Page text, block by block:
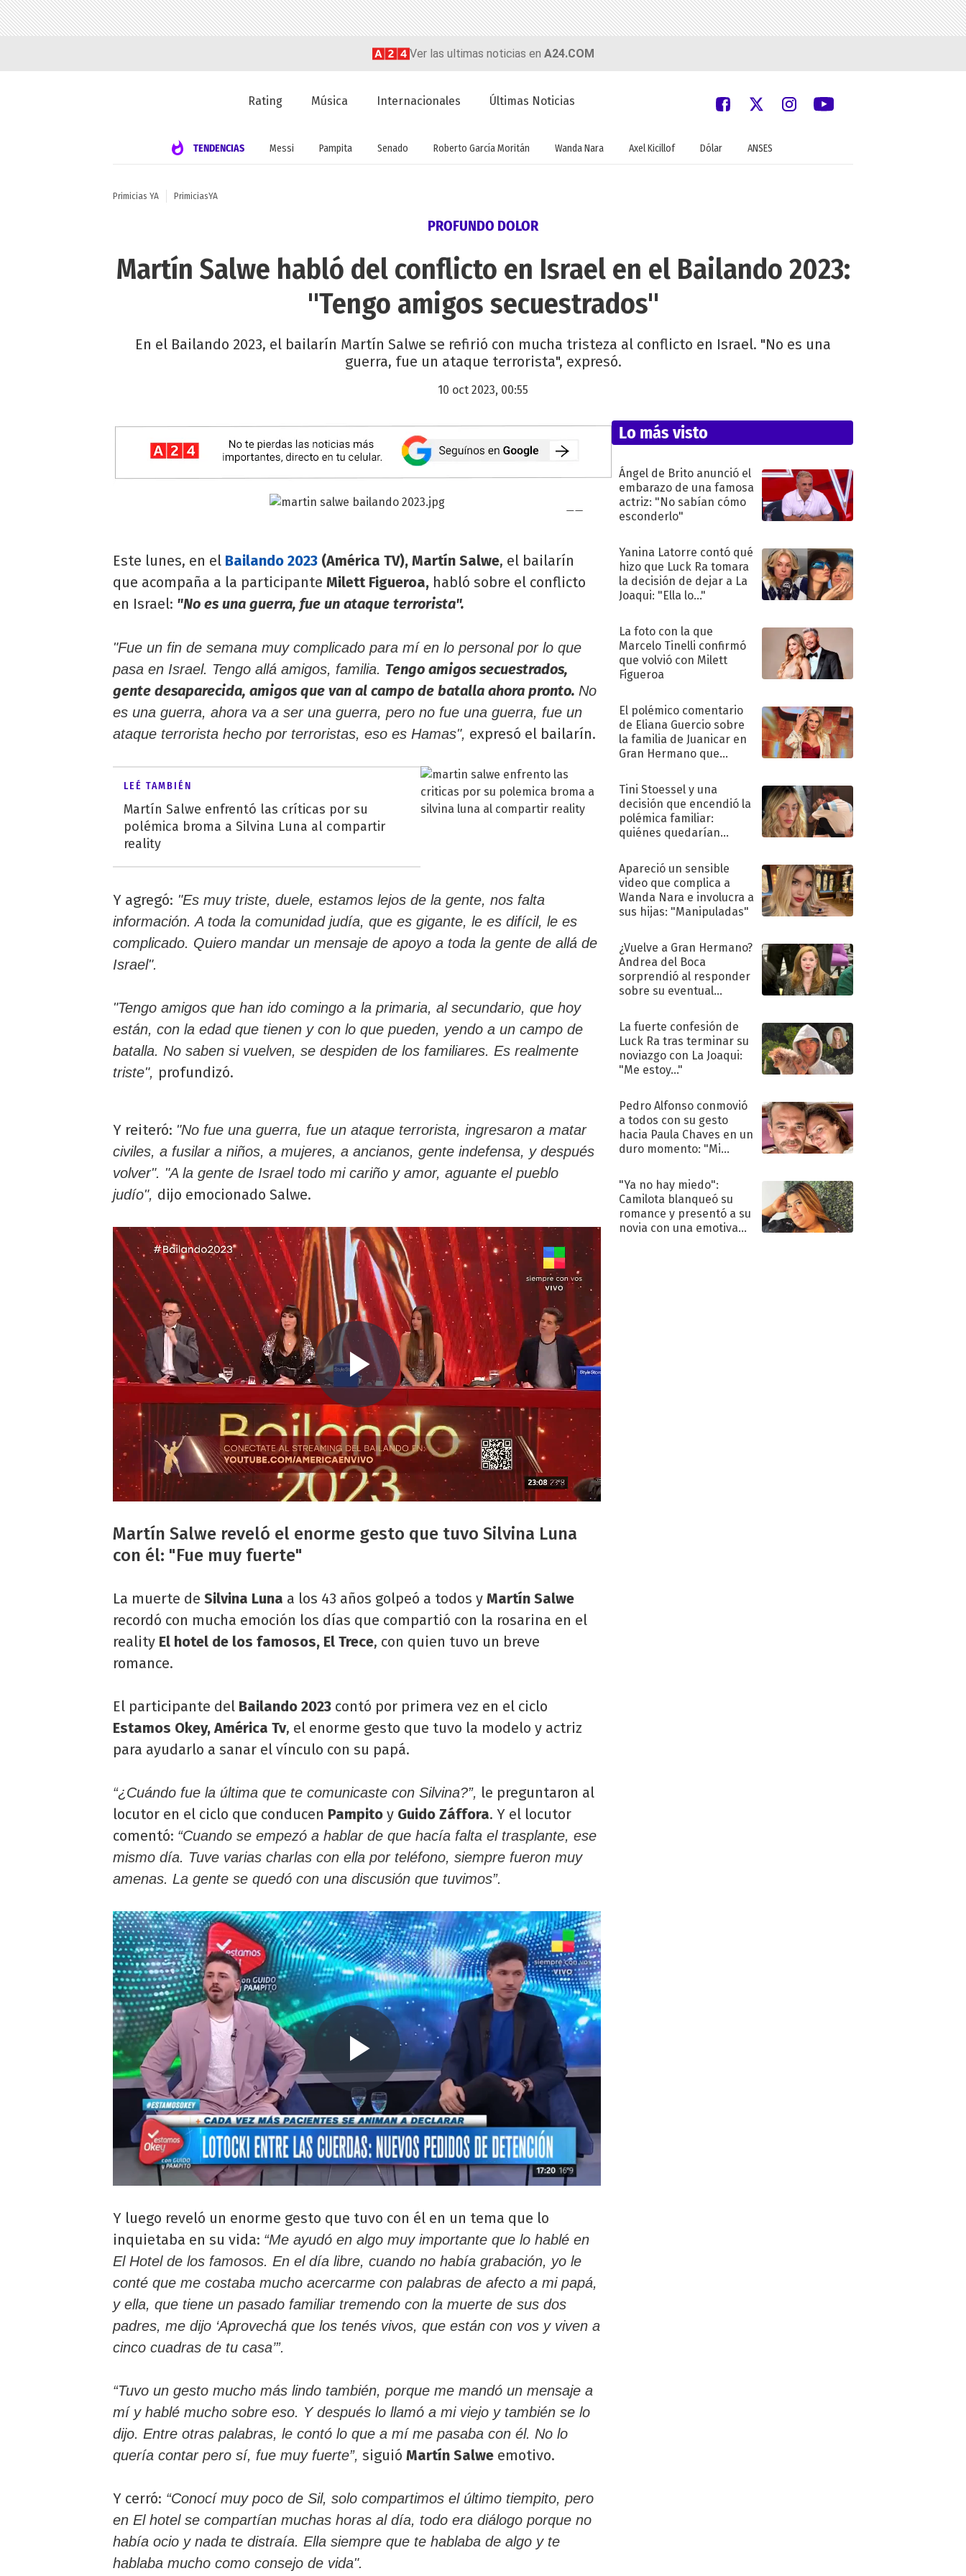
Ver las ultimas noticias en A24.COM
Rating Música Internacionales Últimas Noticias
TENDENCIAS Messi Pampita Senado Roberto García Moritán Wanda Nara Axel Kicillof Dólar ANSES
Primicias YA PrimiciasYA
PROFUNDO DOLOR
Martín Salwe habló del conflicto en Israel en el Bailando 2023:
"Tengo amigos secuestrados"
En el Bailando 2023, el bailarín Martín Salwe se refirió con mucha tristeza al conflicto en Israel. "No es una
guerra, fue un ataque terrorista", expresó.
10 oct 2023, 00:55
Este lunes, en el Bailando 2023 (América TV), Martín Salwe, el bailarín
que acompaña a la participante Milett Figueroa, habló sobre el conflicto
en Israel: "No es una guerra, fue un ataque terrorista".
"Fue un fin de semana muy complicado para mí en lo personal por lo que
pasa en Israel. Tengo allá amigos, familia. Tengo amigos secuestrados,
gente desaparecida, amigos que van al campo de batalla ahora pronto. No
es una guerra, ahora va a ser una guerra, pero no fue una guerra, fue un
ataque terrorista hecho por terroristas, eso es Hamas", expresó el bailarín.
LEÉ TAMBIÉN
Martín Salwe enfrentó las críticas por su
polémica broma a Silvina Luna al compartir
reality
Y agregó: "Es muy triste, duele, estamos lejos de la gente, nos falta
información. A toda la comunidad judía, que es gigante, le es difícil, le es
complicado. Quiero mandar un mensaje de apoyo a toda la gente de allá de
Israel".
"Tengo amigos que han ido comingo a la primaria, al secundario, que hoy
están, con la edad que tienen y con lo que pueden, yendo a un campo de
batalla. No saben si vuelven, se despiden de los familiares. Es realmente
triste", profundizó.
Y reiteró: "No fue una guerra, fue un ataque terrorista, ingresaron a matar
civiles, a fusilar a niños, a mujeres, a ancianos, gente indefensa, y después
volver". "A la gente de Israel todo mi cariño y amor, aguante el pueblo
judío", dijo emocionado Salwe.
Martín Salwe reveló el enorme gesto que tuvo Silvina Luna
con él: "Fue muy fuerte"
La muerte de Silvina Luna a los 43 años golpeó a todos y Martín Salwe
recordó con mucha emoción los días que compartió con la rosarina en el
reality El hotel de los famosos, El Trece, con quien tuvo un breve
romance.
El participante del Bailando 2023 contó por primera vez en el ciclo
Estamos Okey, América Tv, el enorme gesto que tuvo la modelo y actriz
para ayudarlo a sanar el vínculo con su papá.
“¿Cuándo fue la última que te comunicaste con Silvina?”, le preguntaron al
locutor en el ciclo que conducen Pampito y Guido Záffora. Y el locutor
comentó: “Cuando se empezó a hablar de que hacía falta el trasplante, ese
mismo día. Tuve varias charlas con ella por teléfono, siempre fueron muy
amenas. La gente se quedó con una discusión que tuvimos”.
Y luego reveló un enorme gesto que tuvo con él en un tema que lo
inquietaba en su vida: “Me ayudó en algo muy importante que lo hablé en
El Hotel de los famosos. En el día libre, cuando no había grabación, yo le
conté que me costaba mucho acercarme con palabras de afecto a mi papá,
y ella, que tiene un pasado familiar tremendo con la muerte de sus dos
padres, me dijo ‘Aprovechá que los tenés vivos, que están con vos y viven a
cinco cuadras de tu casa’”.
“Tuvo un gesto mucho más lindo también, porque me mandó un mensaje a
mí y hablé mucho sobre eso. Y después lo llamó a mi viejo y también se lo
dijo. Entre otras palabras, le contó lo que a mí me pasaba con él. No lo
quería contar pero sí, fue muy fuerte”, siguió Martín Salwe emotivo.
Y cerró: “Conocí muy poco de Sil, solo compartimos el último tiempito, pero
en El hotel se compartían muchas horas al día, todo era diálogo porque no
había ocio y nada te distraía. Ella siempre que te hablaba de algo y te
hablaba mucho como consejo de vida".
Lo más visto
Ángel de Brito anunció el
embarazo de una famosa
actriz: "No sabían cómo
esconderlo"
Yanina Latorre contó qué
hizo que Luck Ra tomara
la decisión de dejar a La
Joaqui: "Ella lo..."
La foto con la que
Marcelo Tinelli confirmó
que volvió con Milett
Figueroa
El polémico comentario
de Eliana Guercio sobre
la familia de Juanicar en
Gran Hermano que
Tini Stoessel y una
decisión que encendió la
polémica familiar:
quiénes quedarían
Apareció un sensible
video que complica a
Wanda Nara e involucra a
sus hijas: "Manipuladas"
¿Vuelve a Gran Hermano?
Andrea del Boca
sorprendió al responder
sobre su eventual
La fuerte confesión de
Luck Ra tras terminar su
noviazgo con La Joaqui:
"Me estoy..."
Pedro Alfonso conmovió
a todos con su gesto
hacia Paula Chaves en un
duro momento: "Mi
terapéutico"
"Ya no hay miedo":
Camilota blanqueó su
romance y presentó a su
novia con una emotiva